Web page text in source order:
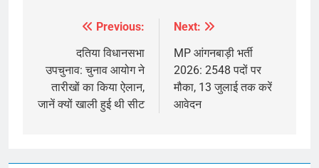
navigation
Previous:
दतिया विधानसभा
उपचुनाव: चुनाव आयोग ने
तारीखों का किया ऐलान,
जानें क्यों खाली हुई थी सीट
Next:
MP आंगनबाड़ी भर्ती
2026: 2548 पदों पर
मौका, 13 जुलाई तक करें
आवेदन